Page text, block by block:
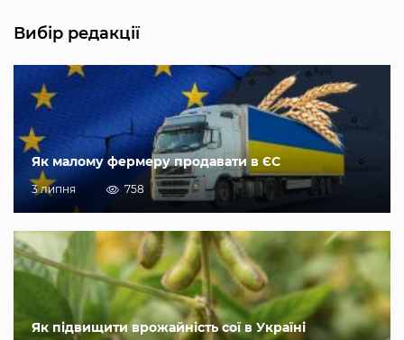
Вибір редакції
Як малому фермеру продавати в ЄС
3 липня 758
Як підвищити врожайність сої в Україні